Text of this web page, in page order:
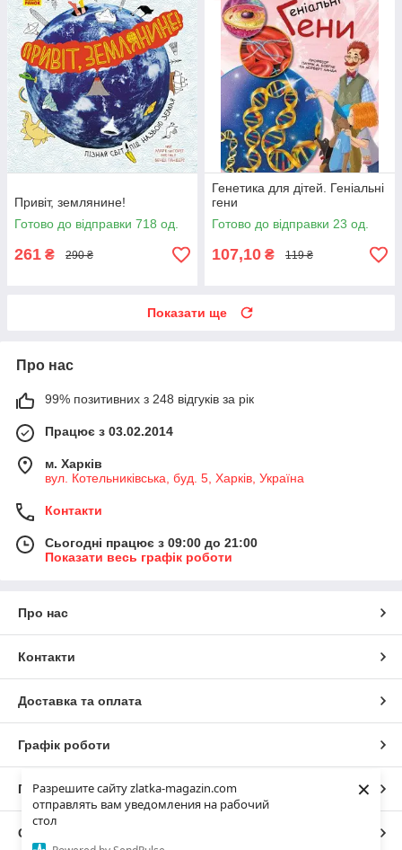
Разрешите сайту zlatka-magazin.com
отправлять вам уведомления на рабочий
стол
×
Привіт, землянине!
Готово до відправки 718 од.
261 ₴ 290 ₴
Генетика для дітей. Геніальні
гени
Готово до відправки 23 од.
107,10 ₴ 119 ₴
Показати ще
Про нас
99% позитивних з 248 відгуків за рік
Працює з 03.02.2014
м. Харків
вул. Котельниківська, буд. 5, Харків, Україна
Контакти
Сьогодні працює з 09:00 до 21:00
Показати весь графік роботи
Про нас
Контакти
Доставка та оплата
Графік роботи
Повна версія сайту
Сайт створено на маркетплейсі